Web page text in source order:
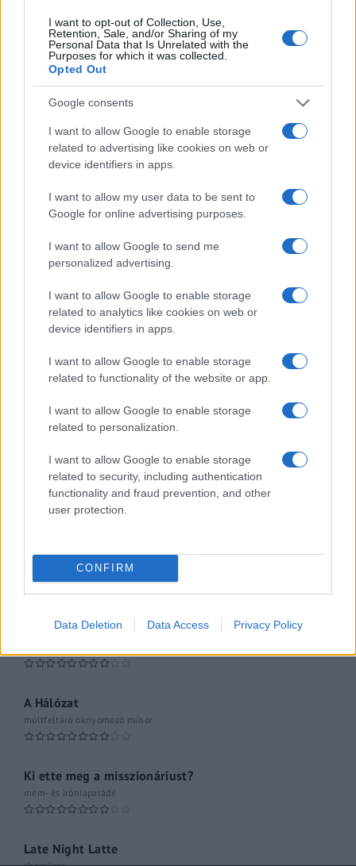
I want to opt-out of Collection, Use,
Retention, Sale, and/or Sharing of my
Personal Data that Is Unrelated with the
Purposes for which it was collected.
Opted Out
Google consents
I want to allow Google to enable storage
related to advertising like cookies on web or
device identifiers in apps.
I want to allow my user data to be sent to
Google for online advertising purposes.
I want to allow Google to send me
personalized advertising.
I want to allow Google to enable storage
related to analytics like cookies on web or
device identifiers in apps.
I want to allow Google to enable storage
related to functionality of the website or app.
I want to allow Google to enable storage
related to personalization.
I want to allow Google to enable storage
related to security, including authentication
functionality and fraud prevention, and other
user protection.
CONFIRM
Data Deletion Data Access Privacy Policy
FŐCÍM
AJÁNLOTT VIDEÓK
elemző műsor a baloldal hazugságairól Görbe tükör a baloldalról
Számok és tények
elemző műsor a baloldal hazugságairól
Küzdőtér
talk-show
Hópelyhek olvadása
Esti hírshow
Az ügy
oknyomozó műsor
Pesti riporter
A riporter
A Hálózat
múltfeltáró oknyomozó műsor
Ki ette meg a misszionáriust?
mém- és iróniaparádé
Late Night Latte